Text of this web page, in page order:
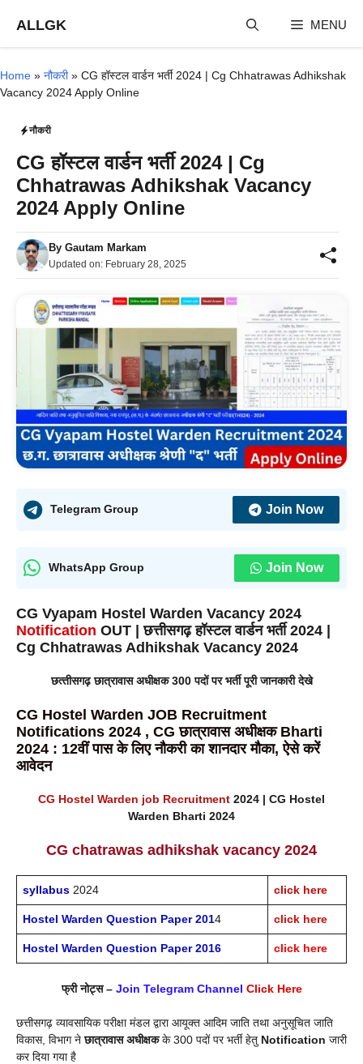
content
ALLGK MENU
Home » नौकरी» CG हॉस्टल वार्डन भर्ती 2024 | Cg Chhatrawas Adhikshak
Vacancy 2024 Apply Online
नौकरी
CG हॉस्टल वार्डन भर्ती 2024 | Cg
Chhatrawas Adhikshak Vacancy
2024 Apply Online
By Gautam Markam
Updated on: February 28, 2025
Telegram Group Join Now
WhatsApp Group Join Now
CG Vyapam Hostel Warden Vacancy 2024
Notification OUT | छत्तीसगढ़हॉस्टल वार्डन भर्ती 2024 |
Cg Chhatrawas Adhikshak Vacancy 2024
छत्‍तीसगढ़ छात्रावास अधीक्षक 300 पदों पर भर्ती पूरी जानकारी देखे
CG Hostel Warden JOB Recruitment
Notifications 2024 , CG छात्रावास अधीक्षक Bharti
2024 : 12वीं पास के लिए नौकरी का शानदार मौका, ऐसे करें
आवेदन
CG Hostel Warden job Recruitment 2024 | CG Hostel
Warden Bharti 2024
CG chatrawas adhikshak vacancy 2024
syllabus 2024 click here
Hostel Warden Question Paper 2014 click here
Hostel Warden Question Paper 2016 click here
फ्री नोट्स – Join Telegram Channel Click Here
छत्तीसगढ़ व्यावसायिक परीक्षा मंडल द्वारा आयूक्त आदिम जाति तथा अनुसूचित जाति
विकास, विभाग नेछात्रावास अधीक्षकके 300 पदों पर भर्ती हेतु Notification जारी
कर दिया गया है